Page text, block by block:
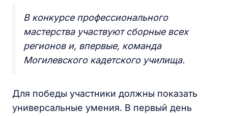
В конкурсе профессионального
мастерства участвуют сборные всех
регионов и, впервые, команда
Могилевского кадетского училища.
Для победы участники должны показать
универсальные умения. В первый день